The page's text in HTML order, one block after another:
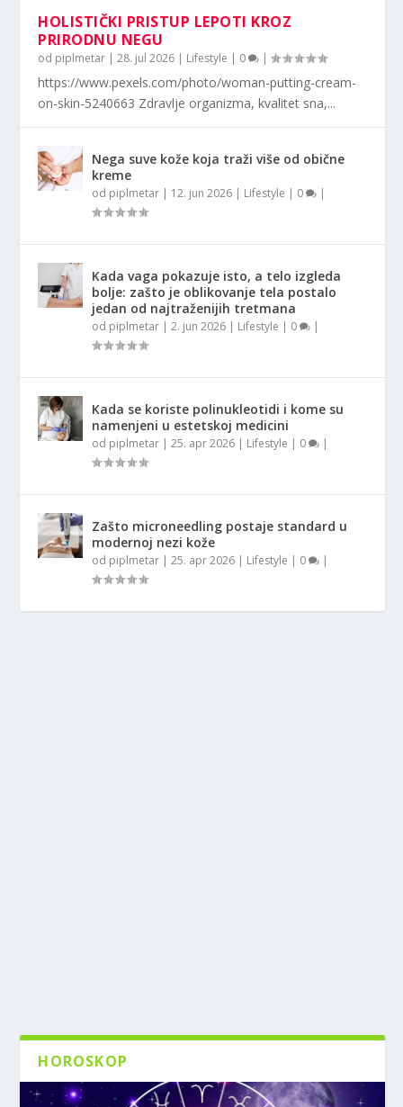
HOLISTIČKI PRISTUP LEPOTI KROZ
PRIRODNU NEGU
od piplmetar |28. jul 2026 | Lifestyle | 0 |
https://www.pexels.com/photo/woman-putting-cream-
on-skin-5240663 Zdravlje organizma, kvalitet sna,...
Nega suve kože koja traži više od obične
kreme
od piplmetar | 12. jun 2026 | Lifestyle | 0 |
Kada vaga pokazuje isto, a telo izgleda
bolje: zašto je oblikovanje tela postalo
jedan od najtraženijih tretmana
od piplmetar |2. jun 2026 | Lifestyle | 0 |
Kada se koriste polinukleotidi i kome su
namenjeni u estetskoj medicini
od piplmetar |25. apr 2026 | Lifestyle | 0 |
Zašto microneedling postaje standard u
modernoj nezi kože
od piplmetar |25. apr 2026 | Lifestyle | 0 |
HOROSKOP